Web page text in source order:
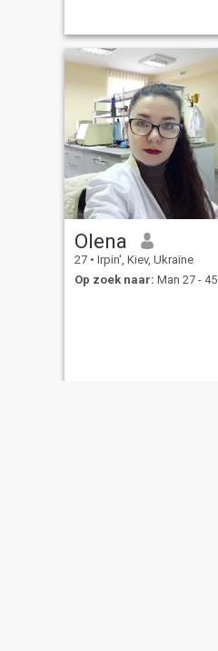
Olena
27 • Irpin', Kiev, Ukraïne
Op zoek naar: Man 27 - 45